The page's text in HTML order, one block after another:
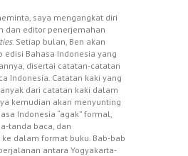
saya mengangkat diri
dan editor penerjemahan
. Setiap bulan, Ben akan
edisi Bahasa Indonesia yang
disertai catatan-catatan
Indonesia. Catatan kaki yang
dari catatan kaki dalam
kemudian akan menyunting
Indonesia “agak” formal,
tanda baca, dan
dalam format buku. Bab-bab
antara Yogyakarta-